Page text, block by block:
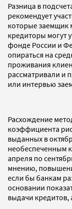
Разница в
рекомендует
которые заемщик
кредиторы могут
фонде России и
опираться на
проживания
рассматривали и
или интервью
Расхождение
коэффициента
выданных в
необеспеченным
апреля по
мнению,
если бы банкам
основании
выдачи кредитов,